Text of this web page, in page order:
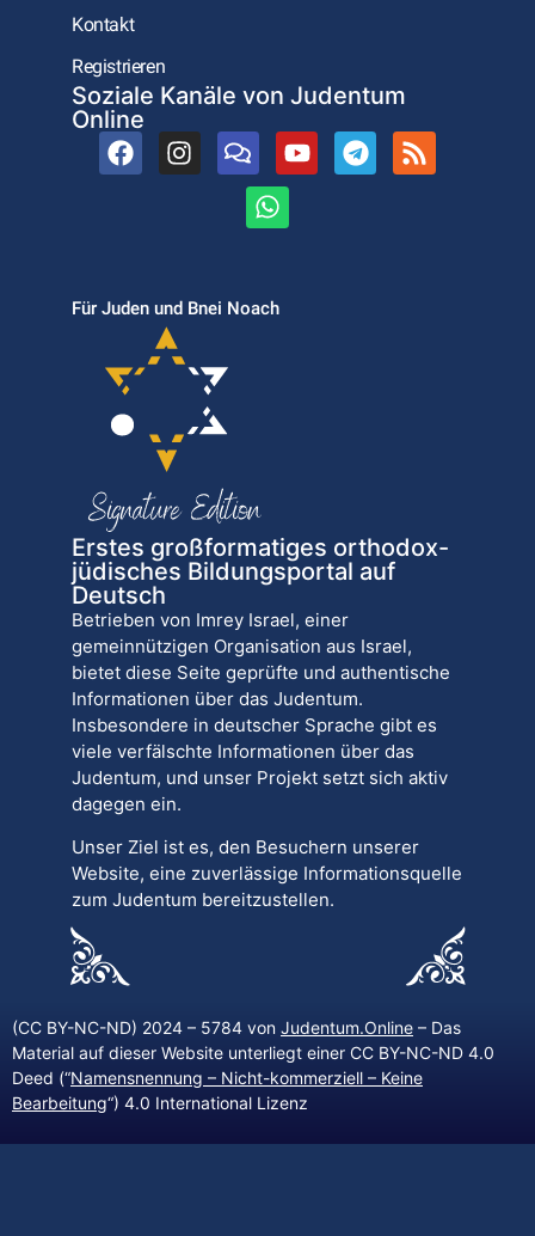
Kontakt
Registrieren
Soziale Kanäle von Judentum
Online
Für Juden und Bnei Noach
Erstes großformatiges orthodox-
jüdisches Bildungsportal auf
Deutsch
Betrieben von Imrey Israel, einer
gemeinnützigen Organisation aus Israel,
bietet diese Seite geprüfte und authentische
Informationen über das Judentum.
Insbesondere in deutscher Sprache gibt es
viele verfälschte Informationen über das
Judentum, und unser Projekt setzt sich aktiv
dagegen ein.
Unser Ziel ist es, den Besuchern unserer
Website, eine zuverlässige Informationsquelle
zum Judentum bereitzustellen.
(CC BY-NC-ND) 2024 – 5784 von Judentum.Online – Das
Material auf dieser Website unterliegt einer CC BY-NC-ND 4.0
Deed (“Namensnennung – Nicht-kommerziell – Keine
Bearbeitung“) 4.0 International Lizenz